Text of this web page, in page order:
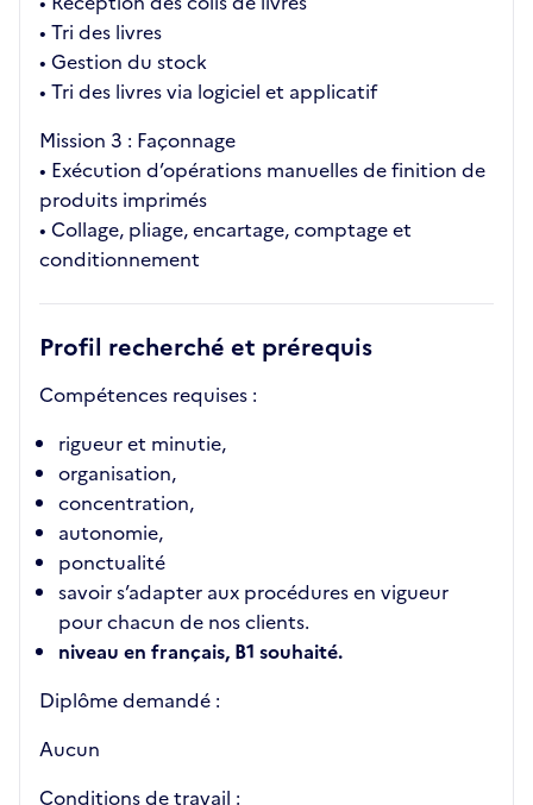
• Tri des livres
• Gestion du stock
• Tri des livres via logiciel et applicatif
Mission 3 : Façonnage
• Exécution d’opérations manuelles de finition de
produits imprimés
• Collage, pliage, encartage, comptage et
conditionnement
Profil recherché et prérequis
Compétences requises :
rigueur et minutie,
organisation,
concentration,
autonomie,
ponctualité
savoir s’adapter aux procédures en vigueur
pour chacun de nos clients.
niveau en français, B1 souhaité.
Diplôme demandé :
Aucun
Conditions de travail :